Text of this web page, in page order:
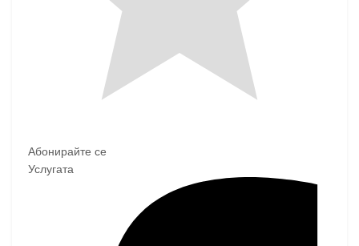
Абонирайте се
Услугата